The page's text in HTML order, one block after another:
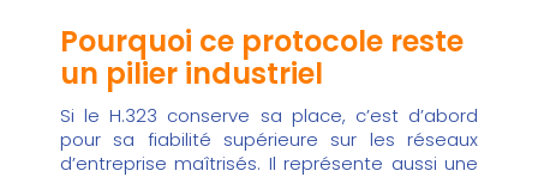
Pourquoi ce protocole reste
un pilier industriel
Si le H.323 conserve sa place, c’est d’abord
pour sa fiabilité supérieure sur les réseaux
d’entreprise maîtrisés. Il représente aussi une